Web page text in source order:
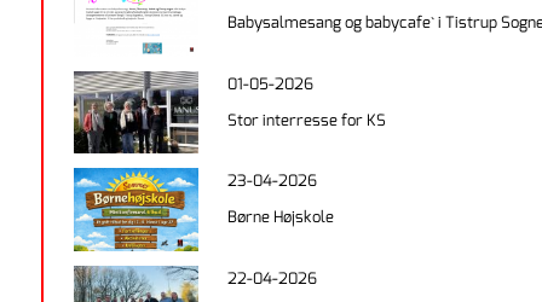
Babysalmesang og babycafe` i Tistrup
01-05-2026
Stor interresse for KS
23-04-2026
Børne Højskole
22-04-2026